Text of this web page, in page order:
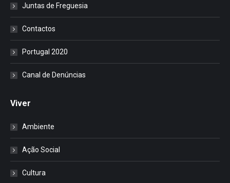
Juntas de Freguesia
Contactos
Portugal 2020
Canal de Denúncias
Viver
Ambiente
Ação Social
Cultura